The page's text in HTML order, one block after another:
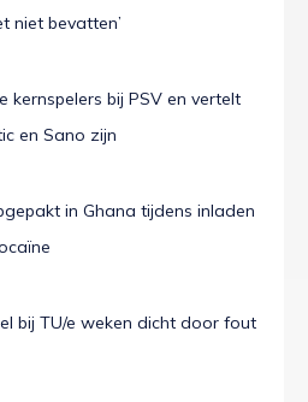
niet bevatten’
kernspelers bij PSV en vertelt
en Sano zijn
in Ghana tijdens inladen
bij TU/e weken dicht door fout